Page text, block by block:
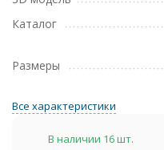
Каталог
Размеры
Все характеристики
В наличии 16 шт.